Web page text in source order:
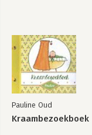
Pauline Oud
Kraambezoekboek